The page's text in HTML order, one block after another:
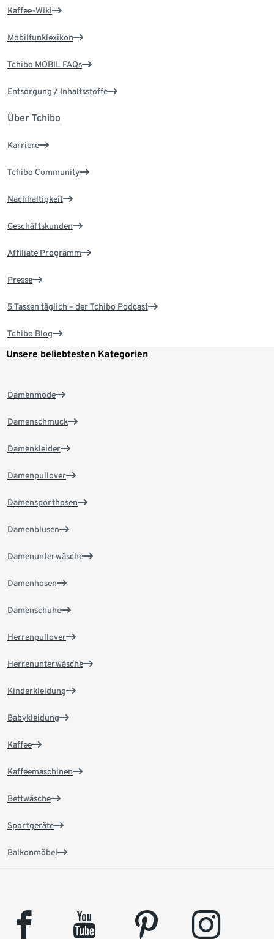
Kaffee-Wiki
Mobilfunklexikon
Tchibo MOBIL FAQs
Entsorgung / Inhaltsstoffe
Über Tchibo
Karriere
Tchibo Community
Nachhaltigkeit
Geschäftskunden
Affiliate Programm
Presse
5 Tassen täglich – der Tchibo Podcast
Tchibo Blog
Unsere beliebtesten Kategorien
Damenmode
Damenschmuck
Damenkleider
Damenpullover
Damensporthosen
Damenblusen
Damenunterwäsche
Damenhosen
Damenschuhe
Herrenpullover
Herrenunterwäsche
Kinderkleidung
Babykleidung
Kaffee
Kaffeemaschinen
Bettwäsche
Sportgeräte
Balkonmöbel
facebook youtube pinterest instagram